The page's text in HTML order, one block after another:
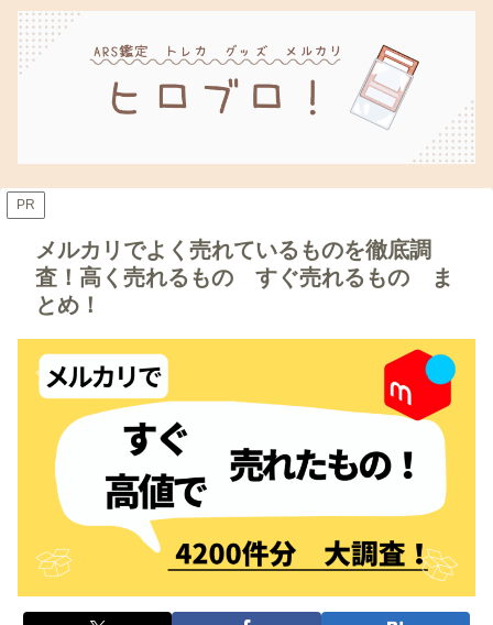
PR
メルカリでよく売れているものを徹底調
査！高く売れるもの すぐ売れるもの ま
とめ！